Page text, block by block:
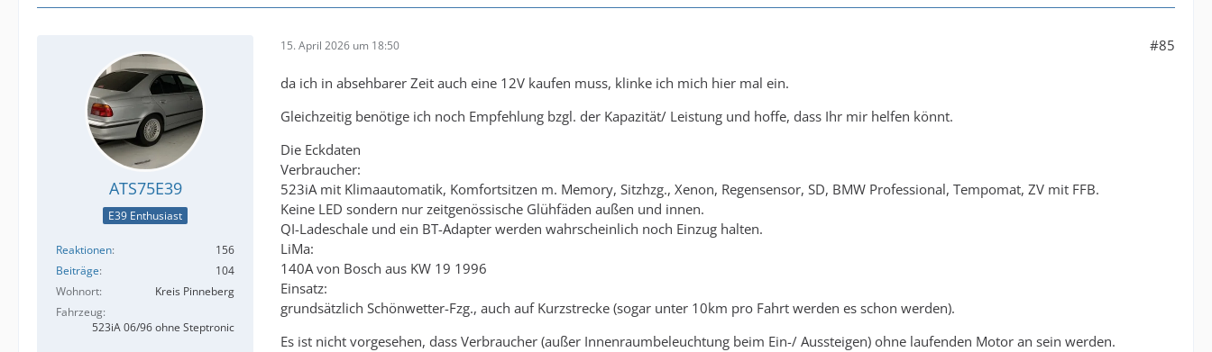
ATS75E39
E39 Enthusiast
Reaktionen
156
Beiträge
104
Wohnort
Kreis Pinneberg
Fahrzeug
523iA 06/96 ohne Steptronic
15. April 2026 um 18:50 #85
da ich in absehbarer Zeit auch eine 12V kaufen muss, klinke ich mich hier mal ein.
Gleichzeitig benötige ich noch Empfehlung bzgl. der Kapazität/ Leistung und hoffe, dass Ihr mir helfen könnt.
Die Eckdaten
Verbraucher:
523iA mit Klimaautomatik, Komfortsitzen m. Memory, Sitzhzg., Xenon, Regensensor, SD, BMW Professional, Tempomat, ZV mit FFB.
Keine LED sondern nur zeitgenössische Glühfäden außen und innen.
QI-Ladeschale und ein BT-Adapter werden wahrscheinlich noch Einzug halten.
LiMa:
140A von Bosch aus KW 19 1996
Einsatz:
grundsätzlich Schönwetter-Fzg., auch auf Kurzstrecke (sogar unter 10km pro Fahrt werden es schon werden).
Es ist nicht vorgesehen, dass Verbraucher (außer Innenraumbeleuchtung beim Ein-/ Aussteigen) ohne laufenden Motor an sein werden.